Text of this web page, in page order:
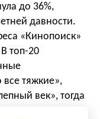
до 36%,
давности.
«Кинопоиск»
топ-20
все тяжкие»,
век», тогда
там